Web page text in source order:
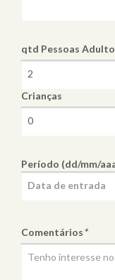
qtd Pessoas
Crianças
Período (dd/mm/
Comentários*